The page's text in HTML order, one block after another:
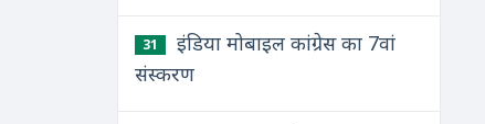
31
इंडिया मोबाइल कांग्रेस का 7वां
संस्करण